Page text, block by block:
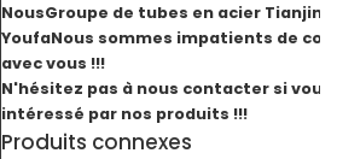
NousGroupe de tubes en acier Tianjin
YoufaNous sommes impatients de
avec vous !!!
N'hésitez pas à nous contacter si
intéressé par nos produits !!!
Produits connexes